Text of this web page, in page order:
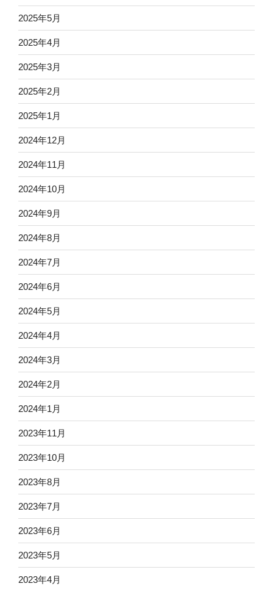
2025年5月
2025年4月
2025年3月
2025年2月
2025年1月
2024年12月
2024年11月
2024年10月
2024年9月
2024年8月
2024年7月
2024年6月
2024年5月
2024年4月
2024年3月
2024年2月
2024年1月
2023年11月
2023年10月
2023年8月
2023年7月
2023年6月
2023年5月
2023年4月